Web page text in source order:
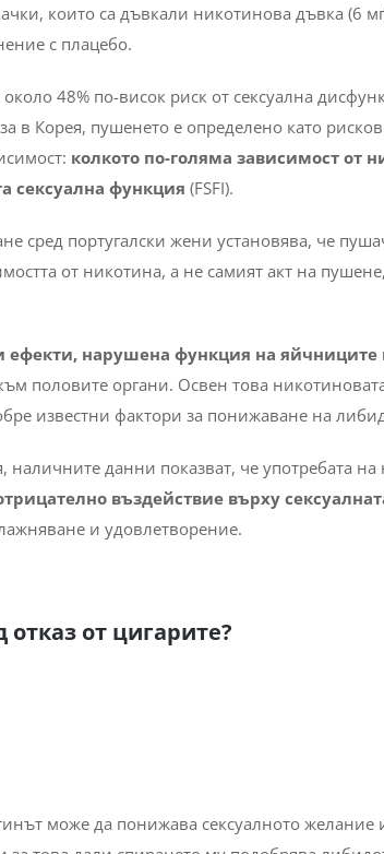
които са дъвкали никотинова дъвка (6
с плацебо.
48% по-висок риск от сексуална
в Корея, пушенето е определено като
колкото по-голяма зависимост от
сексуална функция (FSFI).
сред португалски жени установява, че
от никотина, а не самият акт на
ефекти, нарушена функция на яйчниците
половите органи. Освен това
известни фактори за понижаване на
данни показват, че употребата на
въздействие върху
и удовлетворение.
от цигарите?
може да понижава сексуалното желание